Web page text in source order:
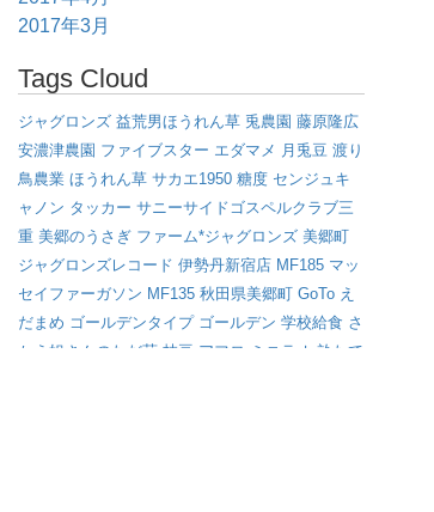
2017年3月
Tags Cloud
ジャグロンズ 益荒男ほうれん草 兎農園 藤原隆広
安濃津農園 ファイブスター エダマメ 月兎豆 渡り
鳥農業 ほうれん草 サカエ1950 糖度 センジュキ
ャノン タッカー サニーサイドゴスペルクラブ三
重 美郷のうさぎ ファーム*ジャグロンズ 美郷町
ジャグロンズレコード 伊勢丹新宿店 MF185 マッ
セイファーガソン MF135 秋田県美郷町 GoTo え
だまめ ゴールデンタイプ ゴールデン 学校給食 さ
かえ姐さんのただ芋 枝豆 アフロ ミニラオ 畝たて